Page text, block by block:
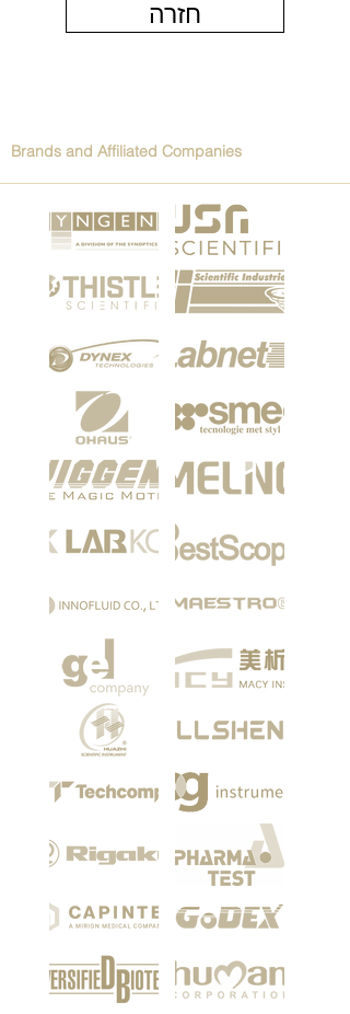
חזרה
Brands and Affiliated Companies